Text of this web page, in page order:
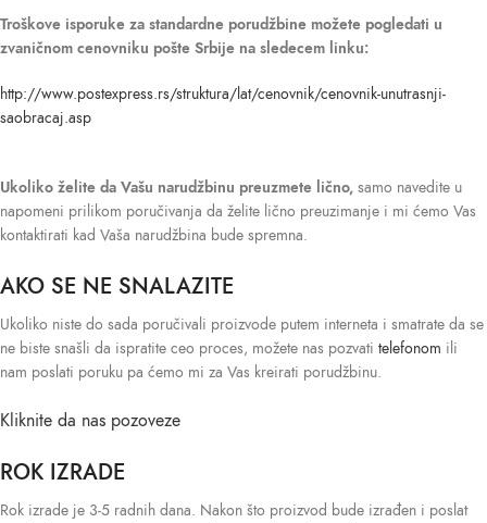
Troškove isporuke za standardne porudžbine možete pogledati u
zvaničnom cenovniku pošte Srbije na sledecem linku:
http://www.postexpress.rs/struktura/lat/cenovnik/cenovnik-unutrasnji-
saobracaj.asp
Ukoliko želite da Vašu narudžbinu preuzmete lično, samo navedite u
napomeni prilikom poručivanja da želite lično preuzimanje i mi ćemo Vas
kontaktirati kad Vaša narudžbina bude spremna.
AKO SE NE SNALAZITE
Ukoliko niste do sada poručivali proizvode putem interneta i smatrate da se
ne biste snašli da ispratite ceo proces, možete nas pozvati telefonom ili
nam poslati poruku pa ćemo mi za Vas kreirati porudžbinu.
Kliknite da nas pozoveze
ROK IZRADE
Rok izrade je 3-5 radnih dana. Nakon što proizvod bude izrađen i poslat